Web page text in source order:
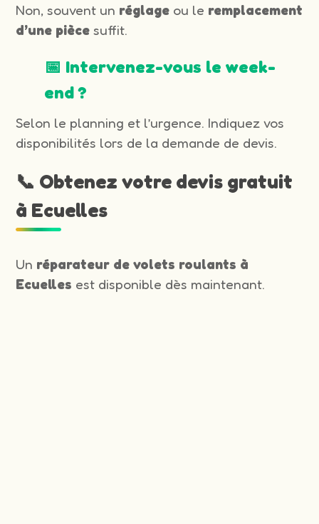
Non, souvent un réglage ou le remplacement
d’une pièce suffit.
📅 Intervenez-vous le week-
end ?
Selon le planning et l’urgence. Indiquez vos
disponibilités lors de la demande de devis.
📞 Obtenez votre devis gratuit
à Ecuelles
Un réparateur de volets roulants à
Ecuelles est disponible dès maintenant.